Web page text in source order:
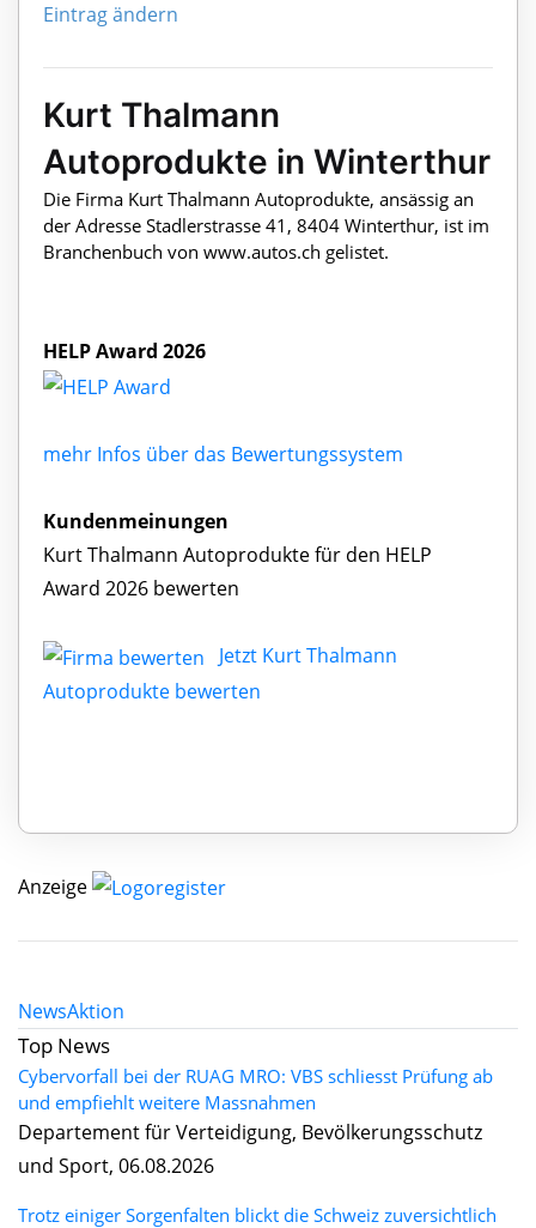
Eintrag ändern
Kurt Thalmann
Autoprodukte in Winterthur
Die Firma Kurt Thalmann Autoprodukte, ansässig an
der Adresse Stadlerstrasse 41, 8404 Winterthur, ist im
Branchenbuch von www.autos.ch gelistet.
HELP Award 2026
mehr Infos über das Bewertungssystem
Kundenmeinungen
Kurt Thalmann Autoprodukte für den HELP
Award 2026 bewerten
Jetzt Kurt Thalmann
Autoprodukte bewerten
Anzeige
NewsAktion
Top News
Cybervorfall bei der RUAG MRO: VBS schliesst Prüfung ab
und empfiehlt weitere Massnahmen
Departement für Verteidigung, Bevölkerungsschutz
und Sport, 06.08.2026
Trotz einiger Sorgenfalten blickt die Schweiz zuversichtlich